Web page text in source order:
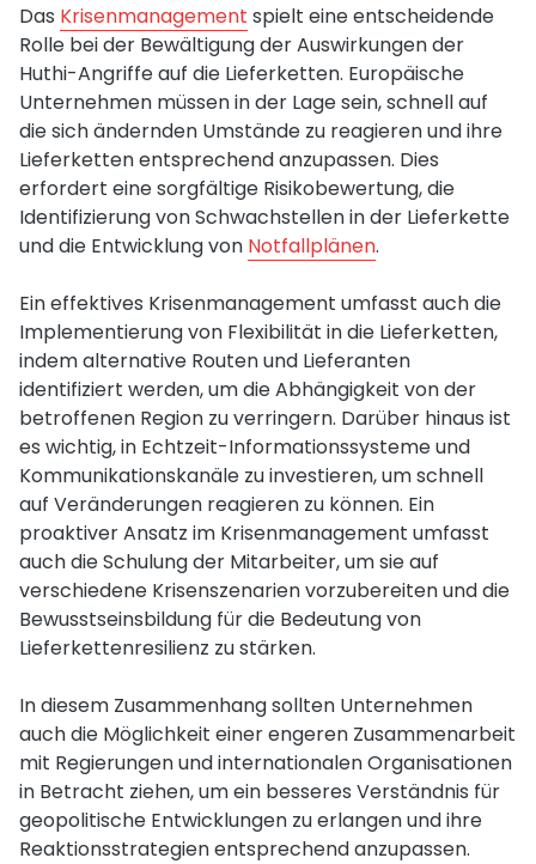
Das Krisenmanagement spielt eine entscheidende
Rolle bei der Bewältigung der Auswirkungen der
Huthi-Angriffe auf die Lieferketten. Europäische
Unternehmen müssen in der Lage sein, schnell auf
die sich ändernden Umstände zu reagieren und ihre
Lieferketten entsprechend anzupassen. Dies
erfordert eine sorgfältige Risikobewertung, die
Identifizierung von Schwachstellen in der Lieferkette
und die Entwicklung von Notfallplänen.
Ein effektives Krisenmanagement umfasst auch die
Implementierung von Flexibilität in die Lieferketten,
indem alternative Routen und Lieferanten
identifiziert werden, um die Abhängigkeit von der
betroffenen Region zu verringern. Darüber hinaus ist
es wichtig, in Echtzeit-Informationssysteme und
Kommunikationskanäle zu investieren, um schnell
auf Veränderungen reagieren zu können. Ein
proaktiver Ansatz im Krisenmanagement umfasst
auch die Schulung der Mitarbeiter, um sie auf
verschiedene Krisenszenarien vorzubereiten und die
Bewusstseinsbildung für die Bedeutung von
Lieferkettenresilienz zu stärken.
In diesem Zusammenhang sollten Unternehmen
auch die Möglichkeit einer engeren Zusammenarbeit
mit Regierungen und internationalen Organisationen
in Betracht ziehen, um ein besseres Verständnis für
geopolitische Entwicklungen zu erlangen und ihre
Reaktionsstrategien entsprechend anzupassen.